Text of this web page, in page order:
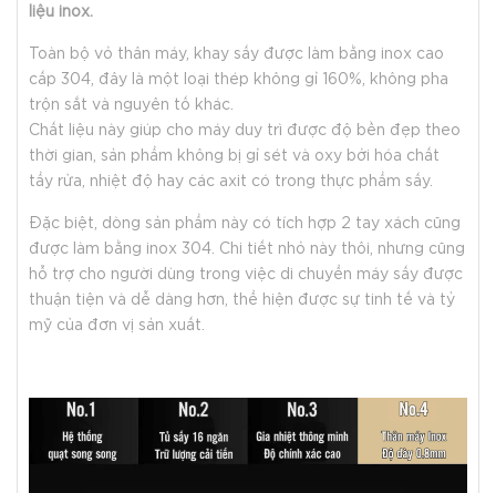
liệu inox.
Toàn bộ vỏ thân máy, khay sấy được làm bằng inox cao
cấp 304, đây là một loại thép không gỉ 160%, không pha
trộn sắt và nguyên tố khác.
Chất liệu này giúp cho máy duy trì được độ bền đẹp theo
thời gian, sản phẩm không bị gỉ sét và oxy bởi hóa chất
tẩy rửa, nhiệt độ hay các axit có trong thực phẩm sấy.
Đặc biệt, dòng sản phẩm này có tích hợp 2 tay xách cũng
được làm bằng inox 304. Chi tiết nhỏ này thôi, nhưng cũng
hỗ trợ cho người dùng trong việc di chuyển máy sấy được
thuận tiện và dễ dàng hơn, thể hiện được sự tinh tế và tỷ
mỹ của đơn vị sản xuất.